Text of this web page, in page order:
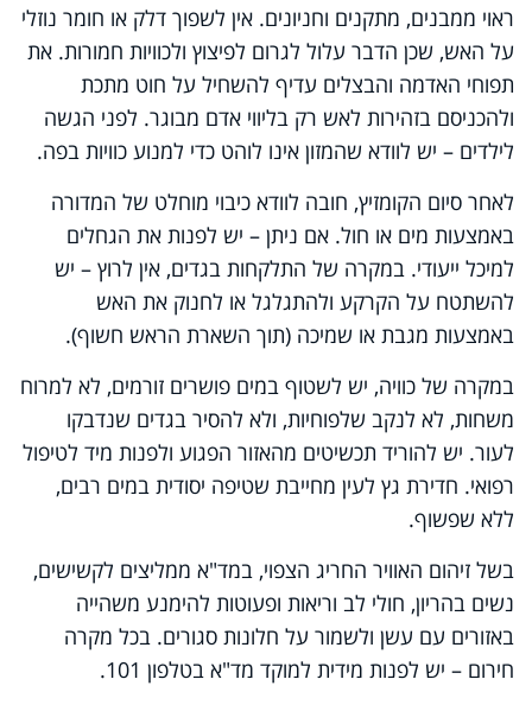
ראוי ממבנים, מתקנים וחניונים. אין לשפוך דלק או חומר נוזלי
על האש, שכן הדבר עלול לגרום לפיצוץ ולכוויות חמורות. את
תפוחי האדמה והבצלים עדיף להשחיל על חוט מתכת
ולהכניסם בזהירות לאש רק בליווי אדם מבוגר. לפני הגשה
לילדים – יש לוודא שהמזון אינו לוהט כדי למנוע כוויות בפה.
לאחר סיום הקומזיץ, חובה לוודא כיבוי מוחלט של המדורה
באמצעות מים או חול. אם ניתן – יש לפנות את הגחלים
למיכל ייעודי. במקרה של התלקחות בגדים, אין לרוץ – יש
להשתטח על הקרקע ולהתגלגל או לחנוק את האש
באמצעות מגבת או שמיכה (תוך השארת הראש חשוף).
במקרה של כוויה, יש לשטוף במים פושרים זורמים, לא למרוח
משחות, לא לנקב שלפוחיות, ולא להסיר בגדים שנדבקו
לעור. יש להוריד תכשיטים מהאזור הפגוע ולפנות מיד לטיפול
רפואי. חדירת גץ לעין מחייבת שטיפה יסודית במים רבים,
ללא שפשוף.
בשל זיהום האוויר החריג הצפוי, במד"א ממליצים לקשישים,
נשים בהריון, חולי לב וריאות ופעוטות להימנע משהייה
באזורים עם עשן ולשמור על חלונות סגורים. בכל מקרה
חירום – יש לפנות מידית למוקד מד"א בטלפון 101.